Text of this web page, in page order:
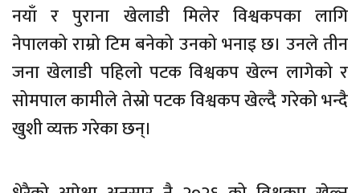
नयाँ र पुराना खेलाडी मिलेर विश्वकपका लागि
नेपालको राम्रो टिम बनेको उनको भनाइ छ। उनले तीन
जना खेलाडी पहिलो पटक विश्वकप खेल्न लागेको र
सोमपाल कामीले तेस्रो पटक विश्वकप खेल्दै गरेको भन्दै
खुशी व्यक्त गरेका छन्।